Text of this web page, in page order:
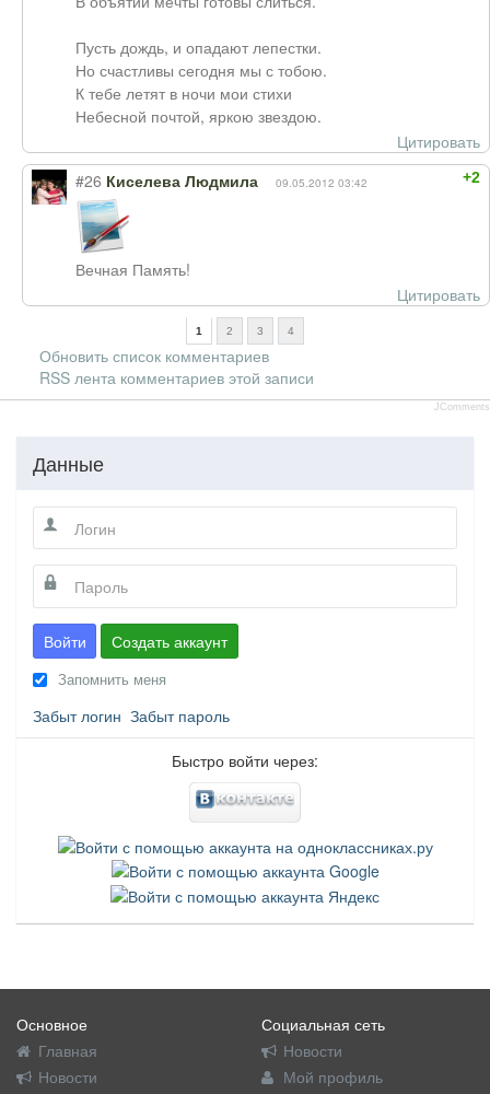
Пусть дождь, и опадают лепестки.
Но счастливы сегодня мы с тобою.
К тебе летят в ночи мои стихи
Небесной почтой, яркою звездою.
Цитировать
+2
#26 Киселева Людмила 09.05.2012 03:42
Вечная Память!
Цитировать
1 2 3 4
Обновить список комментариев
RSS лента комментариев этой записи
JComments
Данные
Войти Создать аккаунт
Запомнить меня
Забыт логин Забыт пароль
Быстро войти через:
Основное
Главная
Новости
Социальная сеть
Новости
Мой профиль